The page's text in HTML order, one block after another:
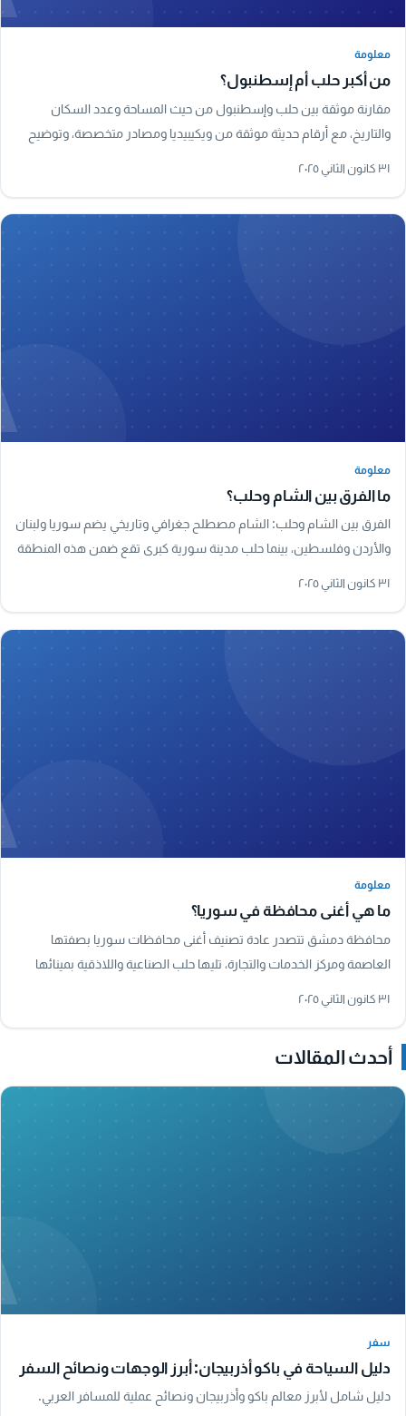
معلومة
من أكبر حلب أم إسطنبول؟
مقارنة موثقة بين حلب وإسطنبول من حيث المساحة وعدد السكان
والتاريخ، مع أرقام حديثة موثقة من ويكيبيديا ومصادر متخصصة، وتوضيح
٣١ كانون الثاني ٢٠٢٥
معلومة
ما الفرق بين الشام وحلب؟
الفرق بين الشام وحلب: الشام مصطلح جغرافي وتاريخي يضم سوريا ولبنان
والأردن وفلسطين، بينما حلب مدينة سورية كبرى تقع ضمن هذه المنطقة
٣١ كانون الثاني ٢٠٢٥
معلومة
ما هي أغنى محافظة في سوريا؟
محافظة دمشق تتصدر عادة تصنيف أغنى محافظات سوريا بصفتها
العاصمة ومركز الخدمات والتجارة، تليها حلب الصناعية واللاذقية بمينائها
٣١ كانون الثاني ٢٠٢٥
أحدث المقالات
سفر
دليل السياحة في باكو أذربيجان: أبرز الوجهات ونصائح السفر
دليل شامل لأبرز معالم باكو وأذربيجان ونصائح عملية للمسافر العربي.